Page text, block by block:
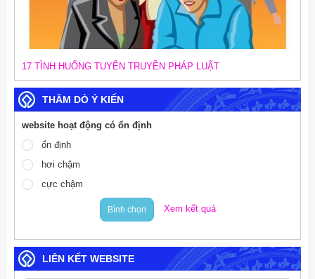
17 TÌNH HUỐNG TUYÊN TRUYỀN PHÁP LUẬT
THĂM DÒ Ý KIẾN
website hoạt động có ổn định
ổn định
hơi chậm
cực chậm
Bình chọn Xem kết quả
LIÊN KẾT WEBSITE